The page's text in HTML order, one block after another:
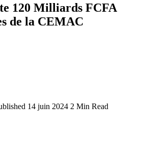
120 Milliards FCFA
de la CEMAC
14 juin 2024 2 Min Read